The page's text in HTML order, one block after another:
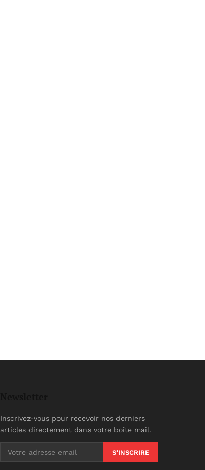
Inscrivez-vous pour recevoir nos derniers
articles directement dans votre boîte mail.
S'INSCRIRE